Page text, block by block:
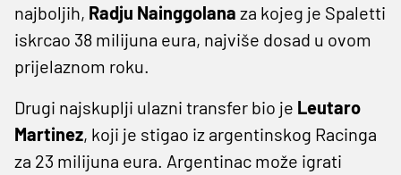
najboljih, Radju Nainggolana za kojeg je Spaletti
iskrcao 38 milijuna eura, najviše dosad u ovom
prijelaznom roku.
Drugi najskuplji ulazni transfer bio je Leutaro
Martinez, koji je stigao iz argentinskog Racinga
za 23 milijuna eura. Argentinac može igrati